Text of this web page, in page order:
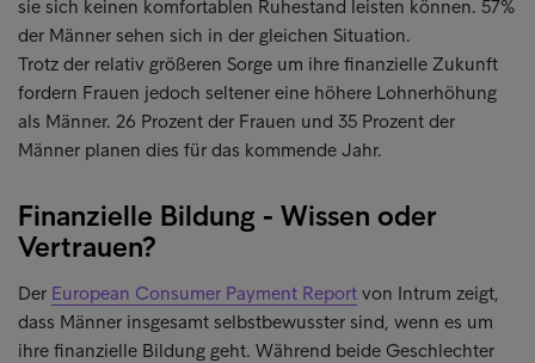
sie sich keinen komfortablen Ruhestand leisten können. 57%
der Männer sehen sich in der gleichen Situation.
Trotz der relativ größeren Sorge um ihre finanzielle Zukunft
fordern Frauen jedoch seltener eine höhere Lohnerhöhung
als Männer. 26 Prozent der Frauen und 35 Prozent der
Männer planen dies für das kommende Jahr.
Finanzielle Bildung - Wissen oder
Vertrauen?
Der European Consumer Payment Report von Intrum zeigt,
dass Männer insgesamt selbstbewusster sind, wenn es um
ihre finanzielle Bildung geht. Während beide Geschlechter